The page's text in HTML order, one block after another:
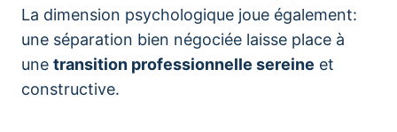
La dimension psychologique joue également:
une séparation bien négociée laisse place à
une transition professionnelle sereine et
constructive.